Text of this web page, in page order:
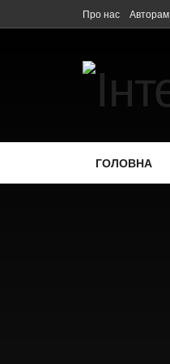
Про нас Авторам
ГОЛОВНА